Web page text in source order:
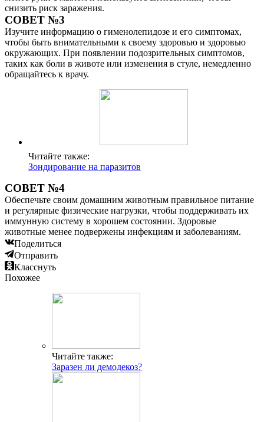
снизить риск заражения.
СОВЕТ №3
Изучите информацию о гименолепидозе и его симптомах,
чтобы быть внимательными к своему здоровью и здоровью
окружающих. При появлении подозрительных симптомов,
таких как боли в животе или изменения в стуле, немедленно
обращайтесь к врачу.
Читайте также:
Зондирование на паразитов
СОВЕТ №4
Обеспечьте своим домашним животным правильное питание
и регулярные физические нагрузки, чтобы поддерживать их
иммунную систему в хорошем состоянии. Здоровые
животные менее подвержены инфекциям и заболеваниям.
Поделиться
Отправить
Класснуть
Похожее
Читайте также:
Заразен ли демодекоз?